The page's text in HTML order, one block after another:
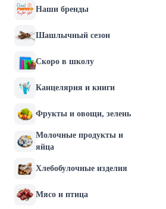
Наши бренды
Шашлычный сезон
Скоро в школу
Канцелярия и книги
Фрукты и овощи, зелень
Молочные продукты и
яйца
Хлебобулочные изделия
Мясо и птица